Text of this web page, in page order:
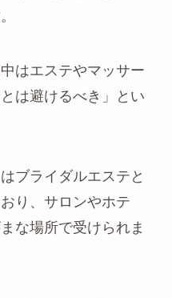
はエステやマッサー
は避けるべき」とい
ブライダルエステと
り、サロンやホテ
な場所で受けられま